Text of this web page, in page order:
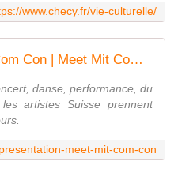
www.checy.fr/vie-culturelle/
Présentation - Meet Mit Com Con | Meet Mit Com Con
danse, performance, du
artistes Suisse prennent
meet-mit-com-con